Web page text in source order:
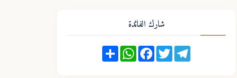
شارك الفائدة
Share
WhatsAppFacebookTwitterTelegram